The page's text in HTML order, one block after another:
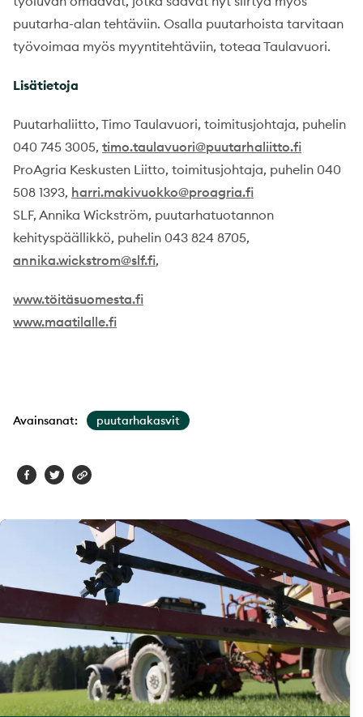
puutarha-alan tehtäviin. Osalla puutarhoista tarvitaan
työvoimaa myös myyntitehtäviin, toteaa Taulavuori.
Lisätietoja
Puutarhaliitto, Timo Taulavuori, toimitusjohtaja, puhelin
040 745 3005, timo.taulavuori@puutarhaliitto.fi
ProAgria Keskusten Liitto, toimitusjohtaja, puhelin 040
508 1393, harri.makivuokko@proagria.fi
SLF, Annika Wickström, puutarhatuotannon
kehityspäällikkö, puhelin 043 824 8705,
annika.wickstrom@slf.fi,
www.töitäsuomesta.fi
www.maatilalle.fi
Avainsanat: puutarhakasvit